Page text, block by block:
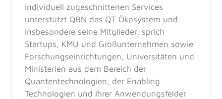
individuell zugeschnittenen Services
unterstützt QBN das QT Ökosystem und
insbesondere seine Mitglieder, sprich
Startups, KMU und Großunternehmen sowie
Forschungseinrichtungen, Universitäten und
Ministerien aus dem Bereich der
Quantentechnologien, der Enabling
Technologien und ihrer Anwendungsfelder